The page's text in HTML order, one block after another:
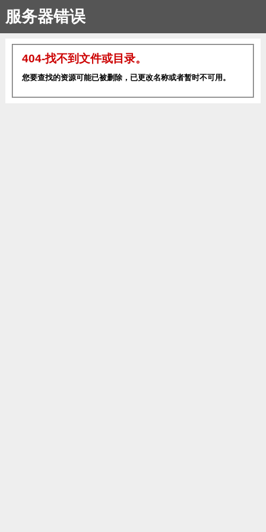
服务器错误
404-找不到文件或目录。
您要查找的资源可能已被删除，已更改名称或者暂时不可用。